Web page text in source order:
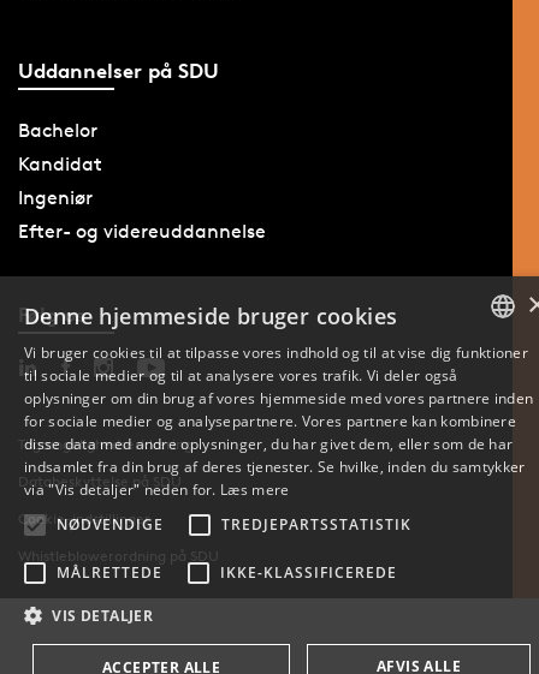
Uddannelser på SDU
Bachelor
Kandidat
Ingeniør
Efter- og videreuddannelse
Følg os
Tilgængelighedserklæring
Databeskyttelse på SDU
Cookie-indstillinger
Whistleblowerordning på SDU
ENGLISH
Denne hjemmeside bruger cookies
Vi bruger cookies til at tilpasse vores indhold og til at vise dig funktioner
til sociale medier og til at analysere vores trafik. Vi deler også
oplysninger om din brug af vores hjemmeside med vores partnere inden
for sociale medier og analysepartnere. Vores partnere kan kombinere
disse data med andre oplysninger, du har givet dem, eller som de har
indsamlet fra din brug af deres tjenester. Se hvilke, inden du samtykker
via "Vis detaljer" neden for. Læs mere
NØDVENDIGE
TREDJEPARTSSTATISTIK
MÅLRETTEDE IKKE-KLASSIFICEREDE
VIS DETALJER
ACCEPTER ALLE AFVIS ALLE